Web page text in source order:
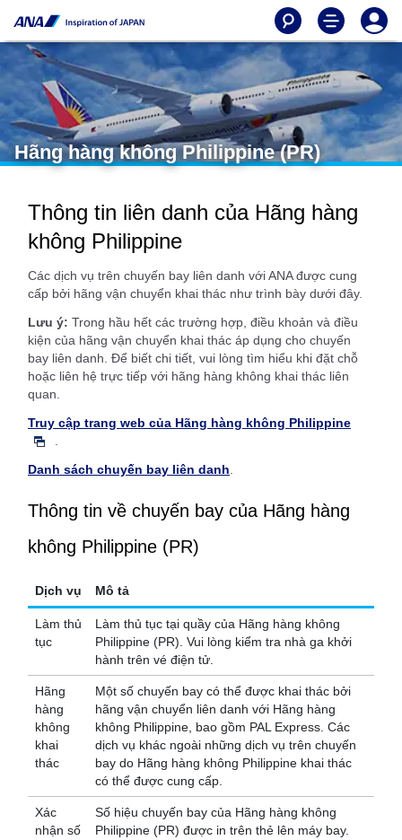
Hãng hàng không Philippine (PR)
Thông tin liên danh của Hãng hàng
không Philippine
Các dịch vụ trên chuyến bay liên danh với ANA được cung
cấp bởi hãng vận chuyển khai thác như trình bày dưới đây.
Lưu ý: Trong hầu hết các trường hợp, điều khoản và điều
kiện của hãng vận chuyển khai thác áp dụng cho chuyến
bay liên danh. Để biết chi tiết, vui lòng tìm hiểu khi đặt chỗ
hoặc liên hệ trực tiếp với hãng hàng không khai thác liên
quan.
Truy cập trang web của Hãng hàng không Philippine
Danh sách chuyến bay liên danh
Thông tin về chuyến bay của Hãng hàng
không Philippine (PR)
Dịch vụ Mô tả
Làm thủ
tục
Làm thủ tục tại quầy của Hãng hàng không
Philippine (PR). Vui lòng kiểm tra nhà ga khởi
hành trên vé điện tử.
Hãng
hàng
không
khai
thác
Một số chuyến bay có thể được khai thác bởi
hãng vận chuyển liên danh với Hãng hàng
không Philippine, bao gồm PAL Express. Các
dịch vụ khác ngoài những dịch vụ trên chuyến
bay do Hãng hàng không Philippine khai thác
có thể được cung cấp.
Xác
nhận số
Số hiệu chuyến bay của Hãng hàng không
Philippine (PR) được in trên thẻ lên máy bay.